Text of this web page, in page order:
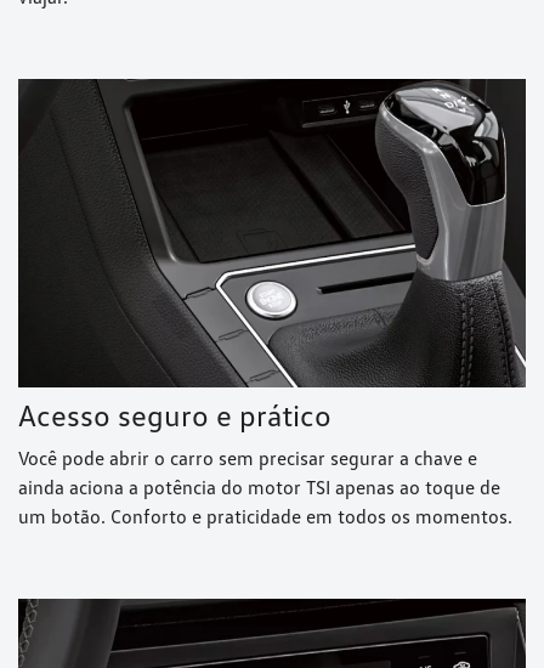
Acesso seguro e prático
Você pode abrir o carro sem precisar segurar a chave e
ainda aciona a potência do motor TSI apenas ao toque de
um botão. Conforto e praticidade em todos os momentos.